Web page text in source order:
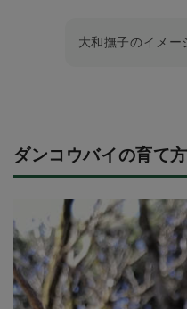
大和撫子のイメー
ダンコウバイの育て方